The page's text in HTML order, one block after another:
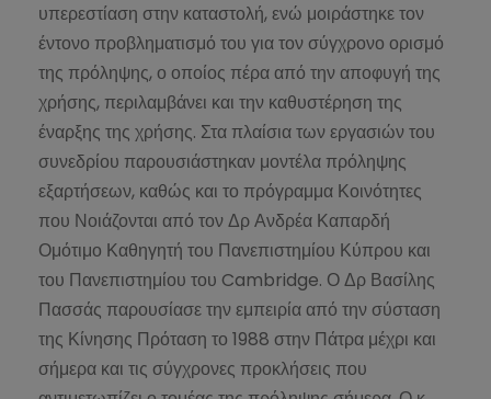
υπερεστίαση στην καταστολή, ενώ μοιράστηκε τον
έντονο προβληματισμό του για τον σύγχρονο ορισμό
της πρόληψης, ο οποίος πέρα από την αποφυγή της
χρήσης, περιλαμβάνει και την καθυστέρηση της
έναρξης της χρήσης. Στα πλαίσια των εργασιών του
συνεδρίου παρουσιάστηκαν μοντέλα πρόληψης
εξαρτήσεων, καθώς και το πρόγραμμα Κοινότητες
που Νοιάζονται από τον Δρ Ανδρέα Καπαρδή
Ομότιμο Καθηγητή του Πανεπιστημίου Κύπρου και
του Πανεπιστημίου του Cambridge. Ο Δρ Βασίλης
Πασσάς παρουσίασε την εμπειρία από την σύσταση
της Κίνησης Πρόταση το 1988 στην Πάτρα μέχρι και
σήμερα και τις σύγχρονες προκλήσεις που